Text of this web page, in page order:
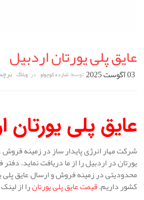
عایق پلی یورتان اردبیل
03 آگوست 2025 توسط:شازده کوچولو در:وبلاگ
عایق پلی یورتان
شرکت مهار انرژی پایدار ساز در زمینه فروش
یورتان در اردبیل را از ما دریافت نماید.
محدودیتی در زمینه فروش و ارسال عایق
کشور داریم.قیمت عایق پلی یورتانرا از